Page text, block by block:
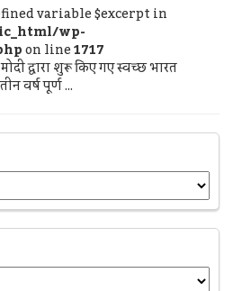
variable $excerpt in
wp-
on line1717
द्वारा शुरू किए गए स्वच्छ भारत
वर्ष पूर्ण ...